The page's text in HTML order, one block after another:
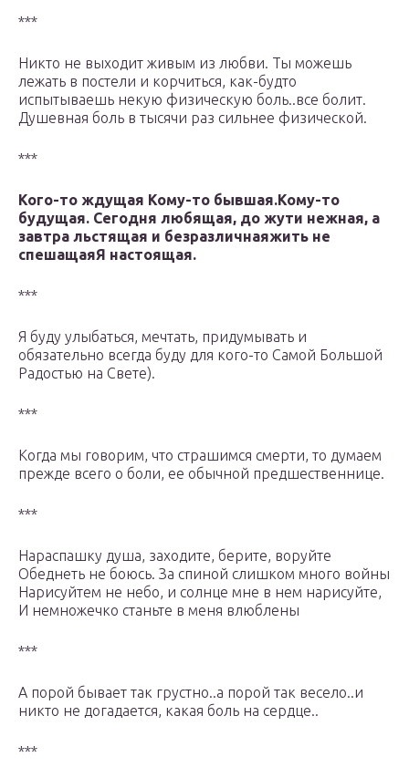
***
Никто не выходит живым из любви. Ты можешь
лежать в постели и корчиться, как-будто
испытываешь некую физическую боль..все болит.
Душевная боль в тысячи раз сильнее физической.
***
Кого-то ждущая Кому-то бывшая.Кому-то
будущая. Сегодня любящая, до жути нежная, а
завтра льстящая и безразличнаяжить не
спешащаяЯ настоящая.
***
Я буду улыбаться, мечтать, придумывать и
обязательно всегда буду для кого-то Самой Большой
Радостью на Свете).
***
Когда мы говорим, что страшимся смерти, то думаем
прежде всего о боли, ее обычной предшественнице.
***
Нараспашку душа, заходите, берите, воруйте
Обеднеть не боюсь. За спиной слишком много войны
Нарисуйтем не небо, и солнце мне в нем нарисуйте,
И немножечко станьте в меня влюблены
***
А порой бывает так грустно..а порой так весело..и
никто не догадается, какая боль на сердце..
***